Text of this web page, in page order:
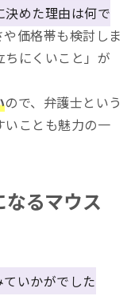
めた理由は何で
価格帯も検討しま
ちにくいこと」が
ので、弁護士という
いことも魅力の一
るマウス
いかがでした